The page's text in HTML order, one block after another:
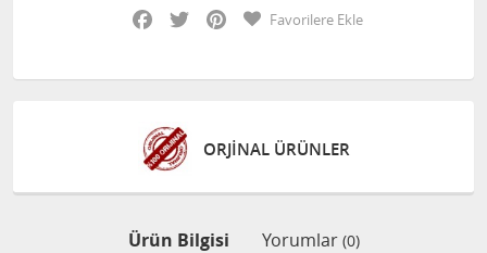
Facebook
Twitter PinterestFavorilere Ekle
ORJİNAL ÜRÜNLER
Ürün Bilgisi Yorumlar (0)